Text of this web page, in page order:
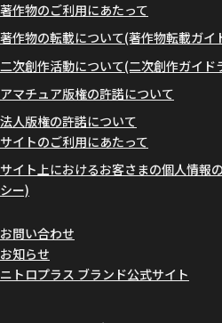
著作物のご利用にあたって
著作物の転載について(著作物転載ガイ
二次創作活動について(二次創作ガイド
アマチュア版権の許諾について
法人版権の許諾について
サイトのご利用にあたって
サイト上におけるお客さまの個人情報
シー)
お問い合わせ
お知らせ
ニトロプラス ブランド公式サイト